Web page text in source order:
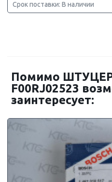
Срок поставки: В наличии
Помимо
F00RJ02523
заинтересует: